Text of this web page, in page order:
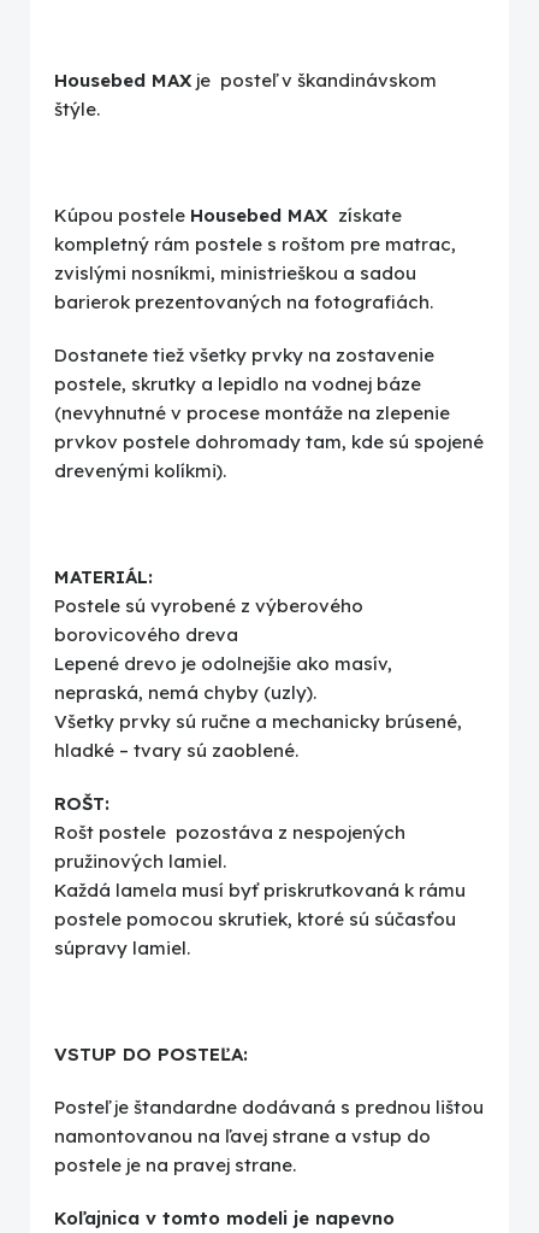
Housebed MAX je posteľ v škandinávskom
štýle.
Kúpou postele Housebed MAX získate
kompletný rám postele s roštom pre matrac,
zvislými nosníkmi, ministrieškou a sadou
barierok prezentovaných na fotografiách.
Dostanete tiež všetky prvky na zostavenie
postele, skrutky a lepidlo na vodnej báze
(nevyhnutné v procese montáže na zlepenie
prvkov postele dohromady tam, kde sú spojené
drevenými kolíkmi).
MATERIÁL:
Postele sú vyrobené z výberového
borovicového dreva
Lepené drevo je odolnejšie ako masív,
nepraská, nemá chyby (uzly).
Všetky prvky sú ručne a mechanicky brúsené,
hladké – tvary sú zaoblené.
ROŠT:
Rošt postele pozostáva z nespojených
pružinových lamiel.
Každá lamela musí byť priskrutkovaná k rámu
postele pomocou skrutiek, ktoré sú súčasťou
súpravy lamiel.
VSTUP DO POSTEĽA:
Posteľ je štandardne dodávaná s prednou lištou
namontovanou na ľavej strane a vstup do
postele je na pravej strane.
Koľajnica v tomto modeli je napevno